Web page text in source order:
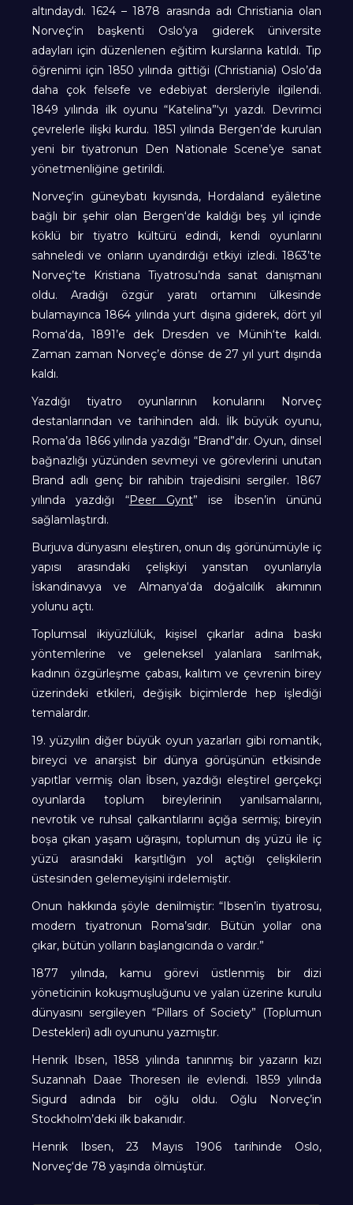
altındaydı. 1624 – 1878 arasında adı Christiania olan
Norveç‘in başkenti Oslo‘ya giderek üniversite
adayları için düzenlenen eğitim kurslarına katıldı. Tıp
öğrenimi için 1850 yılında gittiği (Christiania) Oslo’da
daha çok felsefe ve edebiyat dersleriyle ilgilendi.
1849 yılında ilk oyunu “Katelina”‘yı yazdı. Devrimci
çevrelerle ilişki kurdu. 1851 yılında Bergen’de kurulan
yeni bir tiyatronun Den Nationale Scene’ye sanat
yönetmenliğine getirildi.
Norveç‘in güneybatı kıyısında, Hordaland eyâletine
bağlı bir şehir olan Bergen‘de kaldığı beş yıl içinde
köklü bir tiyatro kültürü edindi, kendi oyunlarını
sahneledi ve onların uyandırdığı etkiyi izledi. 1863’te
Norveç’te Kristiana Tiyatrosu’nda sanat danışmanı
oldu. Aradığı özgür yaratı ortamını ülkesinde
bulamayınca 1864 yılında yurt dışına giderek, dört yıl
Roma‘da, 1891’e dek Dresden ve Münih‘te kaldı.
Zaman zaman Norveç’e dönse de 27 yıl yurt dışında
kaldı.
Yazdığı tiyatro oyunlarının konularını Norveç
destanlarından ve tarihinden aldı. İlk büyük oyunu,
Roma’da 1866 yılında yazdığı “Brand”dır. Oyun, dinsel
bağnazlığı yüzünden sevmeyi ve görevlerini unutan
Brand adlı genç bir rahibin trajedisini sergiler. 1867
yılında yazdığı “Peer Gynt” ise İbsen’in ününü
sağlamlaştırdı.
Burjuva dünyasını eleştiren, onun dış görünümüyle iç
yapısı arasındaki çelişkiyi yansıtan oyunlarıyla
İskandinavya ve Almanya‘da doğalcılık akımının
yolunu açtı.
Toplumsal ikiyüzlülük, kişisel çıkarlar adına baskı
yöntemlerine ve geleneksel yalanlara sarılmak,
kadının özgürleşme çabası, kalıtım ve çevrenin birey
üzerindeki etkileri, değişik biçimlerde hep işlediği
temalardır.
19. yüzyılın diğer büyük oyun yazarları gibi romantik,
bireyci ve anarşist bir dünya görüşünün etkisinde
yapıtlar vermiş olan İbsen, yazdığı eleştirel gerçekçi
oyunlarda toplum bireylerinin yanılsamalarını,
nevrotik ve ruhsal çalkantılarını açığa sermiş; bireyin
boşa çıkan yaşam uğraşını, toplumun dış yüzü ile iç
yüzü arasındaki karşıtlığın yol açtığı çelişkilerin
üstesinden gelemeyişini irdelemiştir.
Onun hakkında şöyle denilmiştir: “Ibsen’in tiyatrosu,
modern tiyatronun Roma’sıdır. Bütün yollar ona
çıkar, bütün yolların başlangıcında o vardır.”
1877 yılında, kamu görevi üstlenmiş bir dizi
yöneticinin kokuşmuşluğunu ve yalan üzerine kurulu
dünyasını sergileyen “Pillars of Society” (Toplumun
Destekleri) adlı oyununu yazmıştır.
Henrik Ibsen, 1858 yılında tanınmış bir yazarın kızı
Suzannah Daae Thoresen ile evlendi. 1859 yılında
Sigurd adında bir oğlu oldu. Oğlu Norveç’in
Stockholm’deki ilk bakanıdır.
Henrik Ibsen, 23 Mayıs 1906 tarihinde Oslo,
Norveç‘de 78 yaşında ölmüştür.